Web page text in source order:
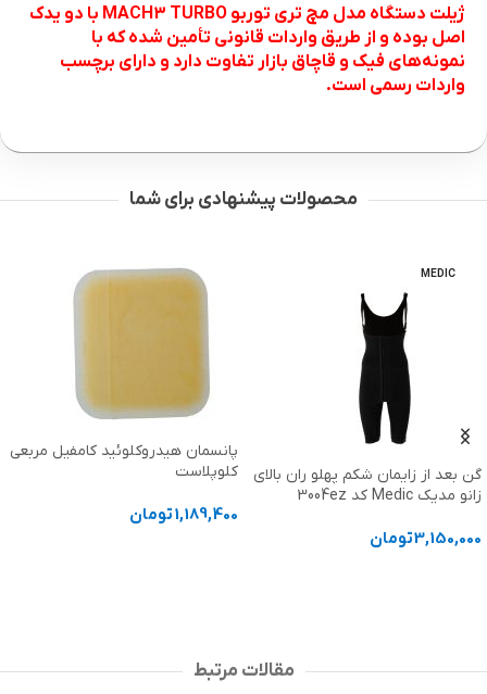
ژیلت دستگاه مدل مچ تری توربو MACH3 TURBO با دو یدک
اصل بوده و از طریق واردات قانونی تأمین شده که با
نمونه‌های فیک و قاچاق بازار تفاوت دارد و دارای برچسب
واردات رسمی است.
محصولات پیشنهادی برای شما
MEDIC
گن بعد از زایمان شکم پهلو ران بالای
زانو مدیک Medic کد 3004ez
3,150,000تومان
پانسمان هیدروکلوئید کامفیل مربعی
کلوپلاست
1,189,400تومان
مقالات مرتبط